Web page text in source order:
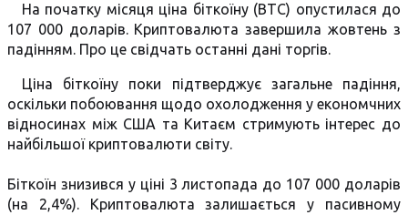
На початку місяця ціна біткоїну (BTC) опустилася до
107 000 доларів. Криптовалюта завершила жовтень з
падінням. Про це свідчать останні дані торгів.
Ціна біткоїну поки підтверджує загальне падіння,
оскільки побоювання щодо охолодження у економчних
відносинах між США та Китаєм стримують інтерес до
найбільшої криптовалюти світу.
Біткоїн знизився у ціні 3 листопада до 107 000 доларів
(на 2,4%). Криптовалюта залишається у пасивному